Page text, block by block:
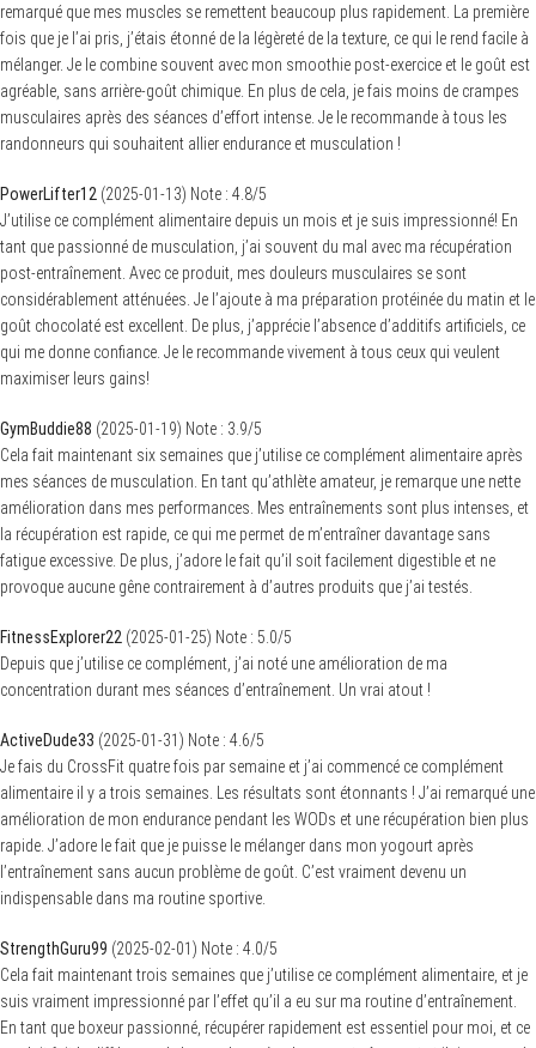
remarqué que mes muscles se remettent beaucoup plus rapidement. La première
fois que je l’ai pris, j’étais étonné de la légèreté de la texture, ce qui le rend facile à
mélanger. Je le combine souvent avec mon smoothie post-exercice et le goût est
agréable, sans arrière-goût chimique. En plus de cela, je fais moins de crampes
musculaires après des séances d’effort intense. Je le recommande à tous les
randonneurs qui souhaitent allier endurance et musculation !
PowerLifter12 (2025-01-13) Note : 4.8/5
J’utilise ce complément alimentaire depuis un mois et je suis impressionné! En
tant que passionné de musculation, j’ai souvent du mal avec ma récupération
post-entraînement. Avec ce produit, mes douleurs musculaires se sont
considérablement atténuées. Je l’ajoute à ma préparation protéinée du matin et le
goût chocolaté est excellent. De plus, j’apprécie l’absence d’additifs artificiels, ce
qui me donne confiance. Je le recommande vivement à tous ceux qui veulent
maximiser leurs gains!
GymBuddie88 (2025-01-19) Note : 3.9/5
Cela fait maintenant six semaines que j’utilise ce complément alimentaire après
mes séances de musculation. En tant qu’athlète amateur, je remarque une nette
amélioration dans mes performances. Mes entraînements sont plus intenses, et
la récupération est rapide, ce qui me permet de m’entraîner davantage sans
fatigue excessive. De plus, j’adore le fait qu’il soit facilement digestible et ne
provoque aucune gêne contrairement à d’autres produits que j’ai testés.
FitnessExplorer22 (2025-01-25) Note : 5.0/5
Depuis que j’utilise ce complément, j’ai noté une amélioration de ma
concentration durant mes séances d’entraînement. Un vrai atout !
ActiveDude33 (2025-01-31) Note : 4.6/5
Je fais du CrossFit quatre fois par semaine et j’ai commencé ce complément
alimentaire il y a trois semaines. Les résultats sont étonnants ! J’ai remarqué une
amélioration de mon endurance pendant les WODs et une récupération bien plus
rapide. J’adore le fait que je puisse le mélanger dans mon yogourt après
l’entraînement sans aucun problème de goût. C’est vraiment devenu un
indispensable dans ma routine sportive.
StrengthGuru99 (2025-02-01) Note : 4.0/5
Cela fait maintenant trois semaines que j’utilise ce complément alimentaire, et je
suis vraiment impressionné par l’effet qu’il a eu sur ma routine d’entraînement.
En tant que boxeur passionné, récupérer rapidement est essentiel pour moi, et ce
S
a
r
c
f
r